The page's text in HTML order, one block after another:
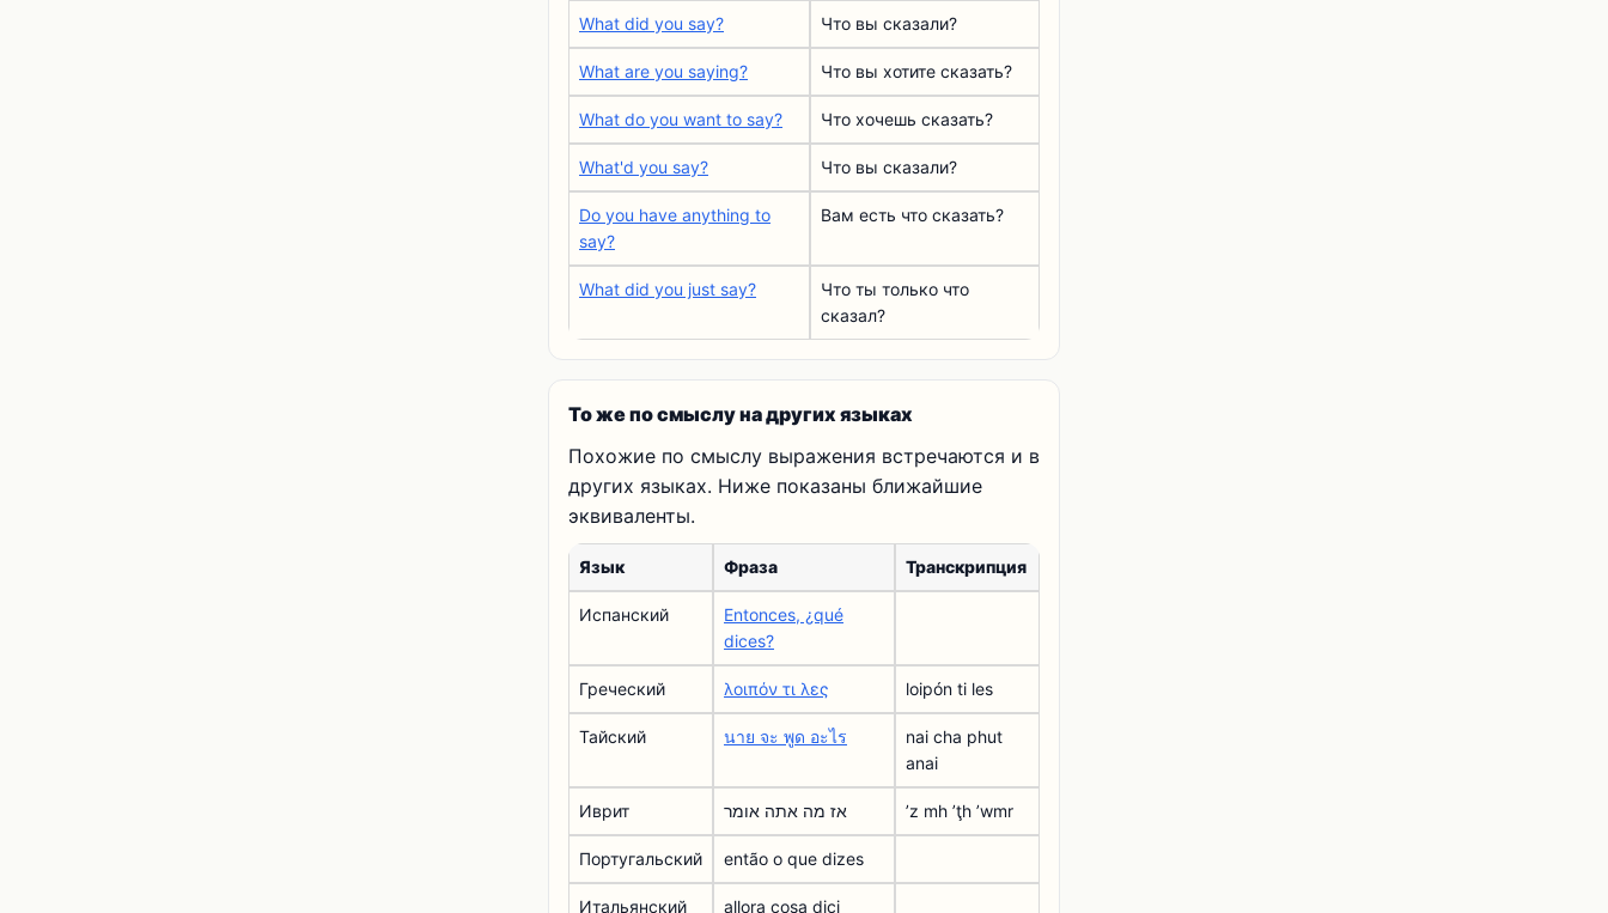
What did you say? Что вы сказали?
What are you saying? Что вы хотите сказать?
What do you want to say? Что хочешь сказать?
What'd you say? Что вы сказали?
Do you have anything to
say?
Вам есть что сказать?
What did you just say?
Что ты только что
сказал?
То же по смыслу на других языках
Похожие по смыслу выражения встречаются и в
других языках. Ниже показаны ближайшие
эквиваленты.
Язык Фраза Транскрипция
Испанский
Entonces, ¿qué
dices?
Греческий λοιπόν τι λες loipón ti les
Тайский นาย จะ พูด อะไร
nai cha phut
anai
Иврит אז מה אתה אומר ʼz mh ʼţh ʼwmr
Португальский então o que dizes
Итальянский allora cosa dici